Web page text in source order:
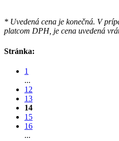
* Uvedená cena je konečná. V
platcom DPH, je cena uvedená
Stránka:
1
...
12
13
14
15
16
...